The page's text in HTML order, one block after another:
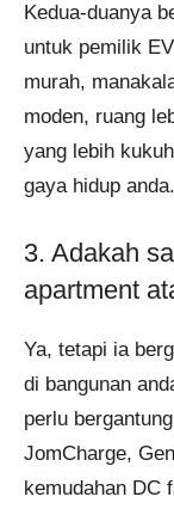
Kedua-duanya
untuk pemilik
murah,
moden, ruang
yang lebih
gaya hidup anda.
3. Adakah
apartment
Ya, tetapi ia
di bangunan
perlu
JomCharge,
kemudahan DC